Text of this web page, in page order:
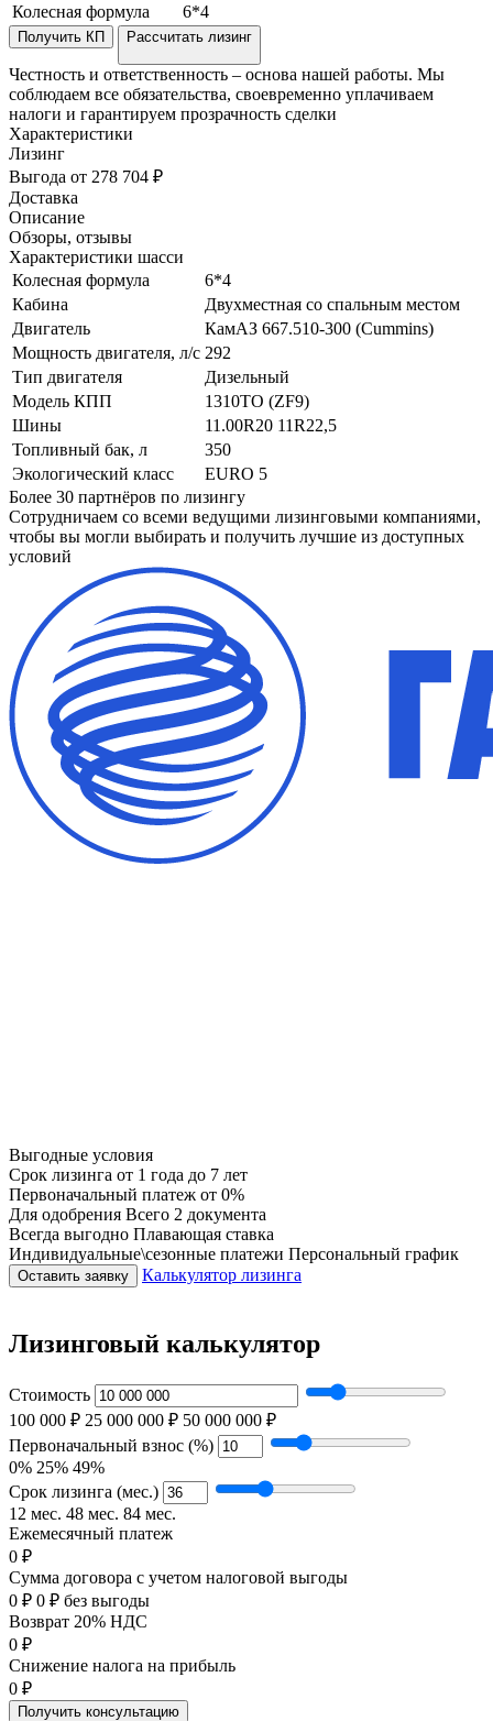
Колесная формула 6*4
Получить КП Рассчитать лизинг
Честность и ответственность – основа нашей работы. Мы
соблюдаем все обязательства, своевременно уплачиваем
налоги и гарантируем прозрачность сделки
Характеристики
Лизинг
Выгода от 278 704 ₽
Доставка
Описание
Обзоры, отзывы
Характеристики шасси
Колесная формула
6*4
Кабина
Двухместная со спальным местом
Двигатель
КамАЗ 667.510-300 (Cummins)
Мощность двигателя, л/с 292
Тип двигателя
Дизельный
Модель КПП
1310ТО (ZF9)
Шины
11.00R20 11R22,5
Топливный бак, л
350
Экологический класс
EURO 5
Более 30 партнёров по лизингу
Сотрудничаем со всеми ведущими лизинговыми компаниями,
чтобы вы могли выбирать и получить лучшие из доступных
условий
Выгодные условия
Срок лизинга от 1 года до 7 лет
Первоначальный платеж от 0%
Для одобрения Всего 2 документа
Всегда выгодно Плавающая ставка
Индивидуальные\сезонные платежи Персональный график
Оставить заявку Калькулятор лизинга
Лизинговый калькулятор
Стоимость
100 000 ₽ 25 000 000 ₽ 50 000 000 ₽
Первоначальный взнос (%)
0% 25% 49%
Срок лизинга (мес.)
12 мес. 48 мес. 84 мес.
Ежемесячный платеж
0 ₽
Сумма договора с учетом налоговой выгоды
0 ₽ 0 ₽ без выгоды
Возврат 20% НДС
0 ₽
Снижение налога на прибыль
0 ₽
Получить консультацию